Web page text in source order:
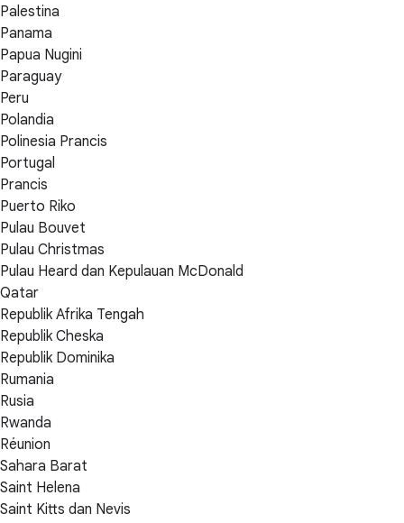
Palestina
Panama
Papua Nugini
Paraguay
Peru
Polandia
Polinesia Prancis
Portugal
Prancis
Puerto Riko
Pulau Bouvet
Pulau Christmas
Pulau Heard dan Kepulauan McDonald
Qatar
Republik Afrika Tengah
Republik Cheska
Republik Dominika
Rumania
Rusia
Rwanda
Réunion
Sahara Barat
Saint Helena
Saint Kitts dan Nevis